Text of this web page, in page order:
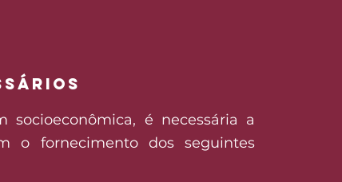
socioeconômica, é necessária a
o fornecimento dos seguintes